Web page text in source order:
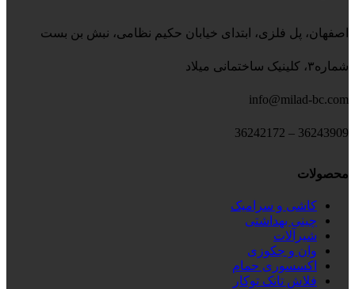
اصفهان، پل فلزی، ابتدای خیابان حکیم نظامی، نبش بن بست
شماره۳، کلینیک ساختمانی میلاد
info@milad-bc.com
36243909 – 36242172
محصولات
کاشی و سرامیک
چینی بهداشتی
شیرآلات
وان و جکوزی
اکسسوری حمام
فلاش تانک توکار